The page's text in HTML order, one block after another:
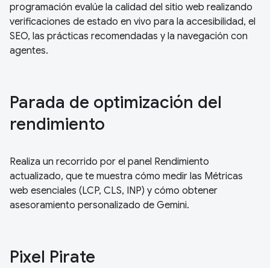
programación evalúe la calidad del sitio web realizando
verificaciones de estado en vivo para la accesibilidad, el
SEO, las prácticas recomendadas y la navegación con
agentes.
Parada de optimización del
rendimiento
Realiza un recorrido por el panel Rendimiento
actualizado, que te muestra cómo medir las Métricas
web esenciales (LCP, CLS, INP) y cómo obtener
asesoramiento personalizado de Gemini.
Pixel Pirate